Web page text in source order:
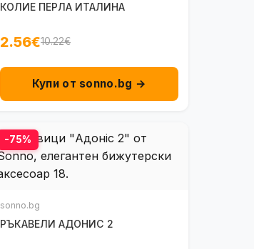
КОЛИЕ ПЕРЛА ИТАЛИНА
2.56€10.22€
Купи от sonno.bg →
-75%
sonno.bg
РЪКАВЕЛИ АДОНИС 2